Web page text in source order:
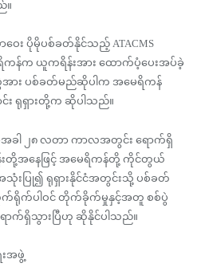
။
ေး ပိုမိုပစ်ခတ်နိုင်သည့် ATACMS
ရိကန်က ယူကရိန်းအား ထောက်ပံ့ပေးအပ်ခဲ့
အား ပစ်ခတ်မည်ဆိုပါက အမေရိကန်
င်း ရုရှားတို့က ဆိုပါသည်။
ခါ ၂၈ လတာ ကာလအတွင်း ရောက်ရှိ
းတို့အနေဖြင့် အမေရိကန်တို့ ကိုင်တွယ်
သုံးပြု၍ ရုရှားနိုင်ငံအတွင်းသို့ ပစ်ခတ်
တိုက်ရိုက်ပါဝင် တိုက်ခိုက်မှုနှင့်အတူ စစ်ပွဲ
ရှိသွားပြီဟု ဆိုနိုင်ပါသည်။
အဖွဲ့